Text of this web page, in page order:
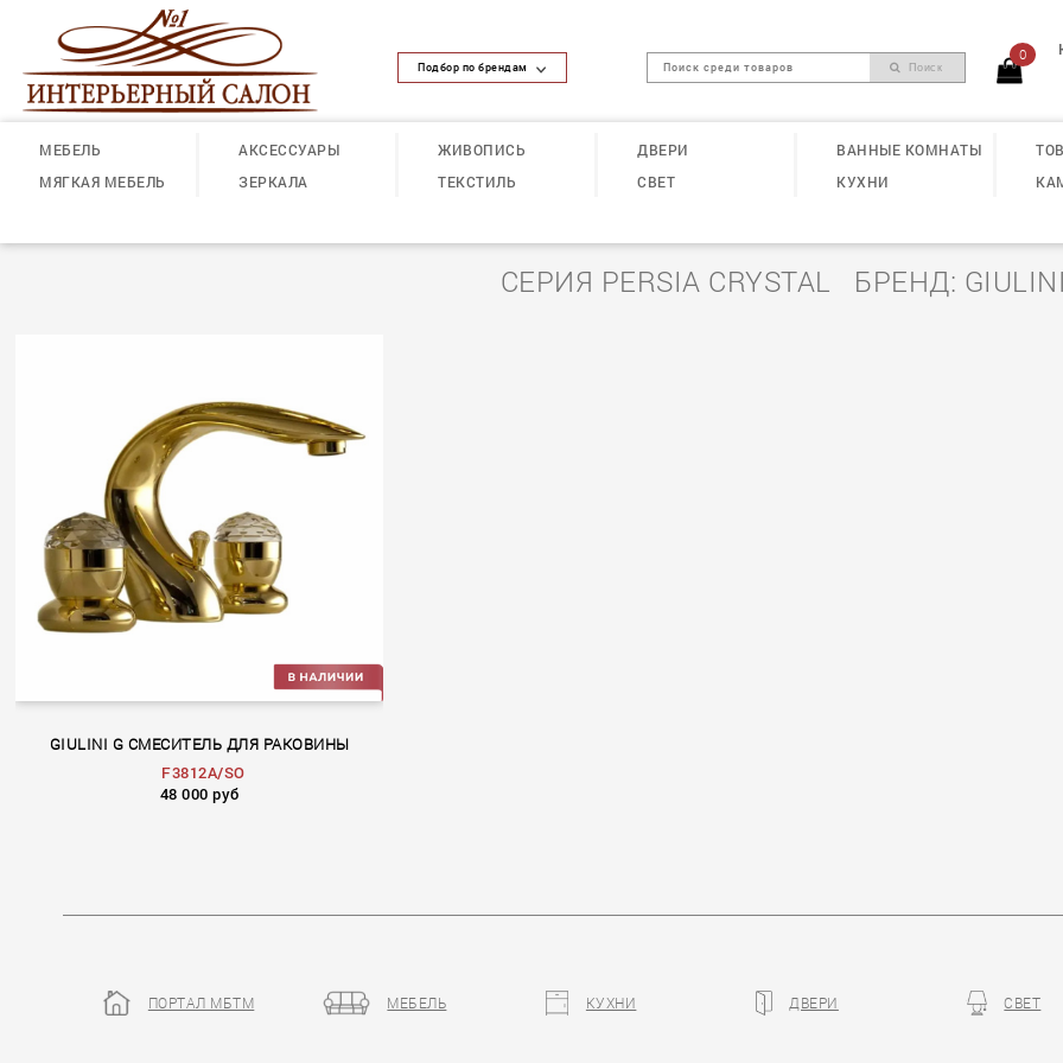
Подбор по брендам Поиск
0
МЕБЕЛЬ
МЯГКАЯ МЕБЕЛЬ
АКСЕССУАРЫ
ЗЕРКАЛА
ЖИВОПИСЬ
ТЕКСТИЛЬ
ДВЕРИ
СВЕТ
ВАННЫЕ КОМНАТЫ
КУХНИ
СЕРИЯ PERSIA CRYSTAL БРЕНД:
GIULINI G СМЕСИТЕЛЬ ДЛЯ РАКОВИНЫ
F3812A/SO
48 000 руб
ПОРТАЛ МБТМ МЕБЕЛЬ КУХНИ ДВЕРИ СВЕТ